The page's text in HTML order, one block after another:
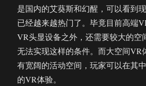
是国内的艾葵斯和幻醒，可以看到
已经越来越热门了。毕竟目前高端
VR头显设备之外，还需要较大的空
无法实现这样的条件。而大空间VR
有宽阔的活动空间，玩家可以在其
的VR体验。